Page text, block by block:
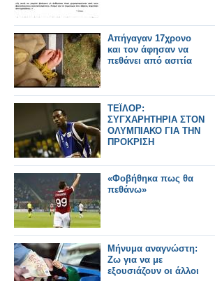
Απήγαγαν 17χρονο
και τον άφησαν να
πεθάνει από ασιτία
ΤΕΪΛΟΡ:
ΣΥΓΧΑΡΗΤΗΡΙΑ ΣΤΟΝ
ΟΛΥΜΠΙΑΚΟ ΓΙΑ ΤΗΝ
ΠΡΟΚΡΙΣΗ
«Φοβήθηκα πως θα
πεθάνω»
Μήνυμα αναγνώστη:
Ζω για να με
εξουσιάζουν οι άλλοι